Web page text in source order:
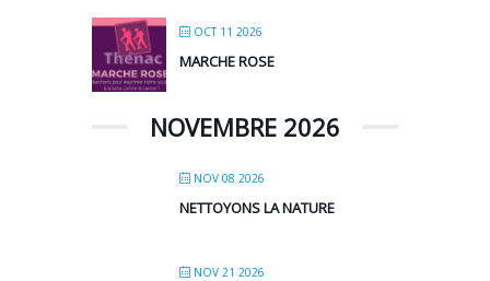
OCT 11 2026
MARCHE ROSE
NOVEMBRE 2026
NOV 08 2026
NETTOYONS LA NATURE
NOV 21 2026